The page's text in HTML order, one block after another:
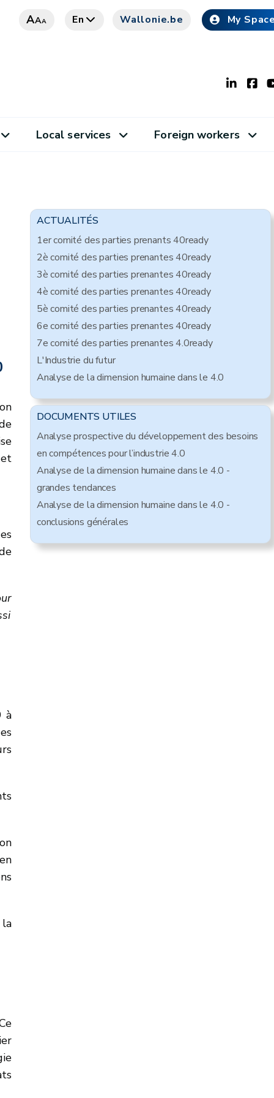
AAA En Wallonie.be My
Local services Foreign workers
à
la
ACTUALITÉS
1er comité des parties prenants 40ready
2è comité des parties prenantes 40ready
3è comité des parties prenantes 40ready
4è comité des parties prenantes 40ready
5è comité des parties prenantes 40ready
6e comité des parties prenantes 40ready
7e comité des parties prenantes 4.0ready
L'Industrie du futur
Analyse de la dimension humaine dans le 4.0
DOCUMENTS UTILES
Analyse prospective du développement des besoins
en compétences pour l’industrie 4.0
Analyse de la dimension humaine dans le 4.0 -
grandes tendances
Analyse de la dimension humaine dans le 4.0 -
conclusions générales